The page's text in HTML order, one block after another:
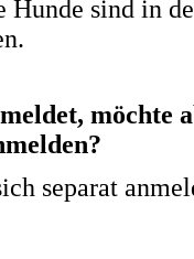
sind in
separat